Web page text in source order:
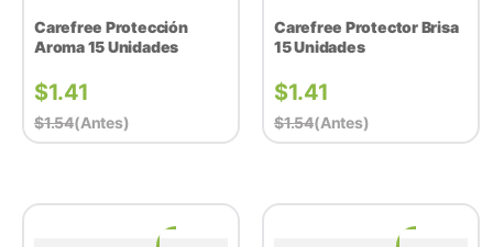
Carefree Protección
Aroma 15 Unidades
$1.41
$1.54(antes)
Carefree Protector Brisa
15 Unidades
$1.41
$1.54(antes)